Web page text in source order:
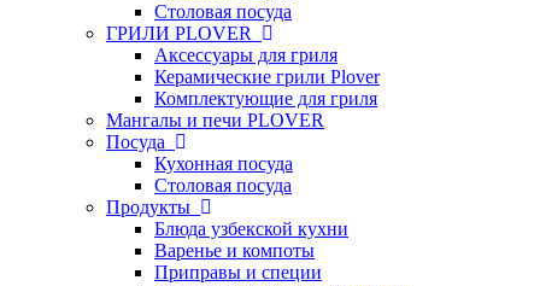
Столовая посуда
ГРИЛИ PLOVER
Аксессуары для гриля
Керамические грили Plover
Комплектующие для гриля
Мангалы и печи PLOVER
Посуда
Кухонная посуда
Столовая посуда
Продукты
Блюда узбекской кухни
Варенье и компоты
Приправы и специи